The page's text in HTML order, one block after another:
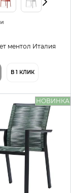
ментол Италия
В 1 КЛИК
НОВИНКА